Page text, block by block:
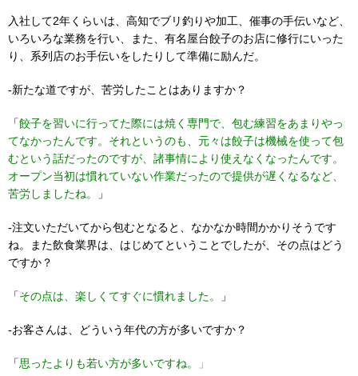
入社して2年くらいは、高知でブリ釣りや加工、催事の手伝いなど、
いろいろな業務を行い、また、有名屋台餃子のお店に修行にいった
り、系列店のお手伝いをしたりして準備に励んだ。
-新たな道ですが、苦労したことはありますか？
「餃子を習いに行ってた際には焼く専門で、包む練習をあまりやっ
てなかったんです。それというのも、元々は餃子は機械を使って包
むという話だったのですが、諸事情により使えなくなったんです。
オープン当初は慣れていない作業だったので提供が遅くなるなど、
苦労しましたね。
」
-注文いただいてから包むとなると、なかなか時間かかりそうです
ね。また飲食業界は、はじめてということでしたが、その点はどう
ですか？
「その点は、楽しくてすぐに慣れました。 」
-お客さんは、どういう年代の方が多いですか？
「思ったよりも若い方が多いですね。 」